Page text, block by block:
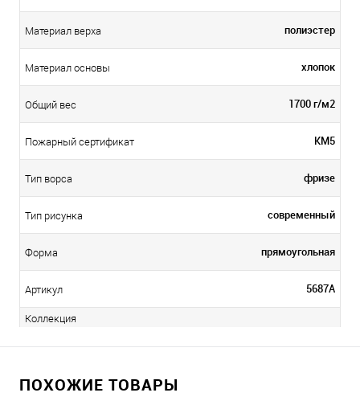
Материал верха полиэстер
Материал основы хлопок
Общий вес 1700 г/м2
Пожарный сертификат КМ5
Тип ворса фризе
Тип рисунка современный
Форма прямоугольная
Артикул 5687A
Коллекция
ПОХОЖИЕ ТОВАРЫ